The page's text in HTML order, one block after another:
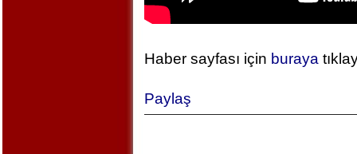
Haber sayfası için buraya
Paylaş